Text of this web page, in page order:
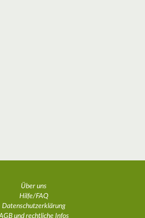
Über uns
Hilfe/FAQ
Datenschutzerklärung
und rechtliche Infos